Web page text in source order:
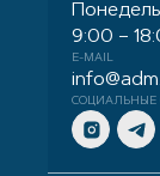
9:00 –
E-MAIL
СОЦИАЛЬНЫЕ